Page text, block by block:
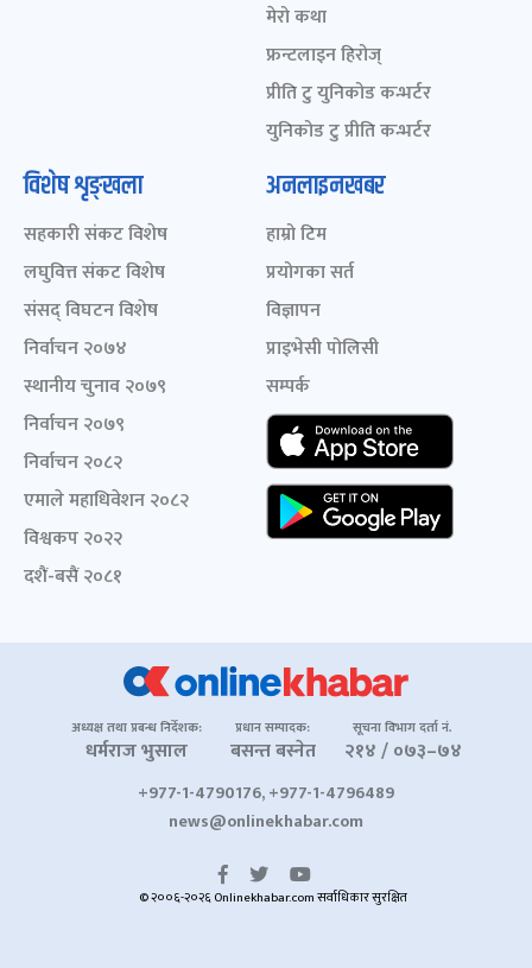
मेरो कथा
फ्रन्टलाइन हिरोज्
प्रीति टु युनिकोड कन्भर्टर
युनिकोड टु प्रीति कन्भर्टर
विशेष शृङ्खला
सहकारी संकट विशेष
लघुवित्त संकट विशेष
संसद् विघटन विशेष
निर्वाचन २०७४
स्थानीय चुनाव २०७९
निर्वाचन २०७९
निर्वाचन २०८२
एमाले महाधिवेशन २०८२
विश्वकप २०२२
दशैं-बसैं २०८१
अनलाइनखबर
हाम्रो टिम
प्रयोगका सर्त
विज्ञापन
प्राइभेसी पोलिसी
सम्पर्क
अध्यक्ष तथा प्रबन्ध निर्देशक:
धर्मराज भुसाल
प्रधान सम्पादक:
बसन्त बस्नेत
सूचना विभाग दर्ता नं.
२१४ / ०७३–७४
+977-1-4790176, +977-1-4796489
news@onlinekhabar.com
© २००६-२०२६ Onlinekhabar.com सर्वाधिकार सुरक्षित